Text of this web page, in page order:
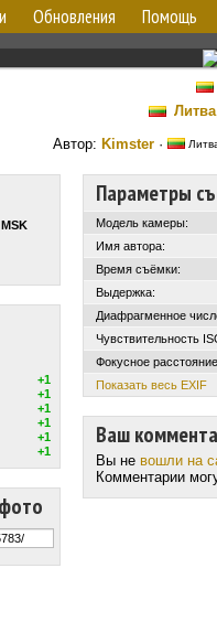
Обновления Помощь
Литва
Автор: Kimster·
+1
+1
+1
+1
+1
+1
Параметры
Модель камеры:
Имя автора:
Время съёмки:
Выдержка:
Диафрагменное
Чувствительность
Фокусное
Показать весь EXIF
Ваш
Вы не вошли на
Комментарии